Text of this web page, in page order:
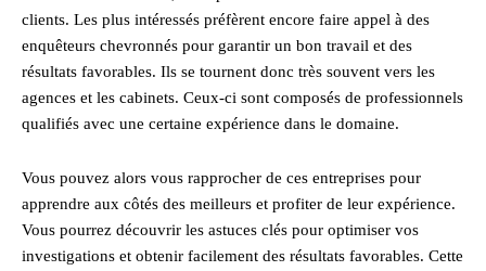
clients. Les plus intéressés préfèrent encore faire appel à des
enquêteurs chevronnés pour garantir un bon travail et des
résultats favorables. Ils se tournent donc très souvent vers les
agences et les cabinets. Ceux-ci sont composés de professionnels
qualifiés avec une certaine expérience dans le domaine.
Vous pouvez alors vous rapprocher de ces entreprises pour
apprendre aux côtés des meilleurs et profiter de leur expérience.
Vous pourrez découvrir les astuces clés pour optimiser vos
investigations et obtenir facilement des résultats favorables. Cette